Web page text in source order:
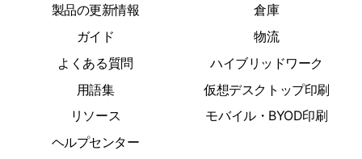
製品の更新情報
ガイド
よくある質問
用語集
リソース
ヘルプセンター
倉庫
物流
ハイブリッドワーク
仮想デスクトップ印刷
モバイル・BYOD印刷